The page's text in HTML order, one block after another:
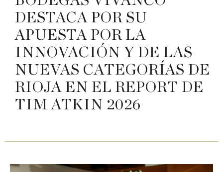
DESTACA POR SU
APUESTA POR LA
INNOVACIÓN Y DE LAS
NUEVAS CATEGORÍAS DE
RIOJA EN EL REPORT DE
TIM ATKIN 2026